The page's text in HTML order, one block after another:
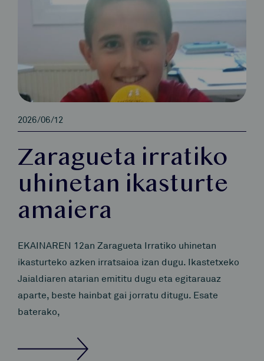
2026/06/12
Zaragueta irratiko
uhinetan ikasturte
amaiera
EKAINAREN 12an Zaragueta Irratiko uhinetan
ikasturteko azken irratsaioa izan dugu. Ikastetxeko
Jaialdiaren atarian emititu dugu eta egitarauaz
aparte, beste hainbat gai jorratu ditugu. Esate
baterako,